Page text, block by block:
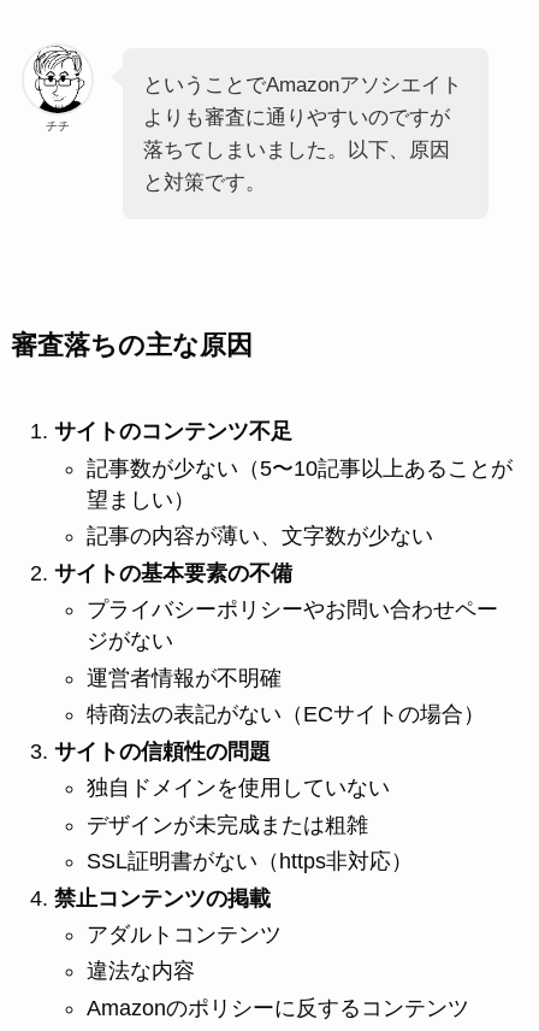
チチ
ということでAmazonアソシエイト
よりも審査に通りやすいのですが
落ちてしまいました。以下、原因
と対策です。
審査落ちの主な原因
サイトのコンテンツ不足
記事数が少ない（5〜10記事以上あることが
望ましい）
記事の内容が薄い、文字数が少ない
サイトの基本要素の不備
プライバシーポリシーやお問い合わせペー
ジがない
運営者情報が不明確
特商法の表記がない（ECサイトの場合）
サイトの信頼性の問題
独自ドメインを使用していない
デザインが未完成または粗雑
SSL証明書がない（https非対応）
禁止コンテンツの掲載
アダルトコンテンツ
違法な内容
Amazonのポリシーに反するコンテンツ